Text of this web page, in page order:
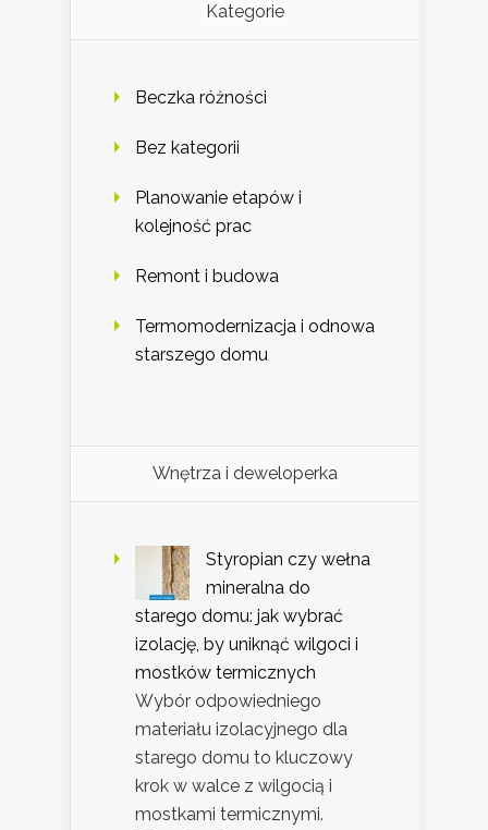
Kategorie
Beczka różności
Bez kategorii
Planowanie etapów i
kolejność prac
Remont i budowa
Termomodernizacja i odnowa
starszego domu
Wnętrza i deweloperka
Styropian czy wełna
mineralna do
starego domu: jak wybrać
izolację, by uniknąć wilgoci i
mostków termicznych
Wybór odpowiedniego
materiału izolacyjnego dla
starego domu to kluczowy
krok w walce z wilgocią i
mostkami termicznymi.